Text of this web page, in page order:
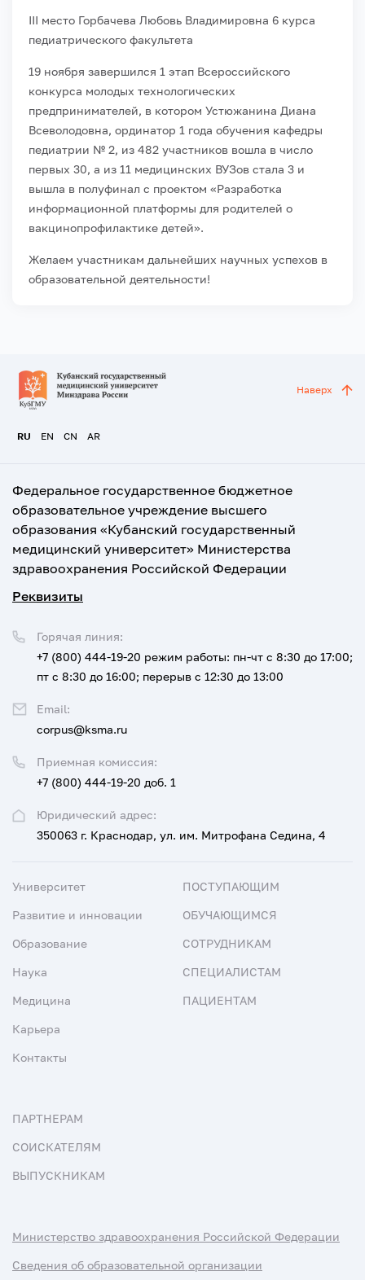
III место Горбачева Любовь Владимировна 6 курса
педиатрического факультета
19 ноября завершился 1 этап Всероссийского
конкурса молодых технологических
предпринимателей, в котором Устюжанина Диана
Всеволодовна, ординатор 1 года обучения кафедры
педиатрии № 2, из 482 участников вошла в число
первых 30, а из 11 медицинских ВУЗов стала 3 и
вышла в полуфинал с проектом «Разработка
информационной платформы для родителей о
вакцинопрофилактике детей».
Желаем участникам дальнейших научных успехов в
образовательной деятельности!
RU EN CN AR
Наверх
Федеральное государственное бюджетное
образовательное учреждение высшего
образования «Кубанский государственный
медицинский университет» Министерства
здравоохранения Российской Федерации
Реквизиты
Юридический адрес:
350063 г. Краснодар, ул. им. Митрофана Седина, 4
Приемная комиссия:
+7 (800) 444-19-20 доб. 1
Горячая линия:
+7 (800) 444-19-20 режим работы: пн-чт с 8:30 до 17:00;
пт с 8:30 до 16:00; перерыв с 12:30 до 13:00
Email:
corpus@ksma.ru
Университет
Развитие и инновации
Образование
Наука
Медицина
Карьера
Контакты
ПОСТУПАЮЩИМ
ОБУЧАЮЩИМСЯ
СОТРУДНИКАМ
СПЕЦИАЛИСТАМ
ПАЦИЕНТАМ
ПАРТНЕРАМ
СОИСКАТЕЛЯМ
ВЫПУСКНИКАМ
Министерство здравоохранения Российской Федерации
Сведения об образовательной организации